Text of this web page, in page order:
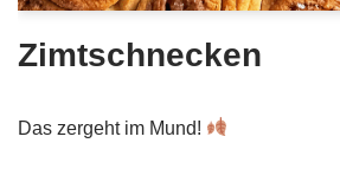
Zimtschnecken
Das zergeht im Mund!